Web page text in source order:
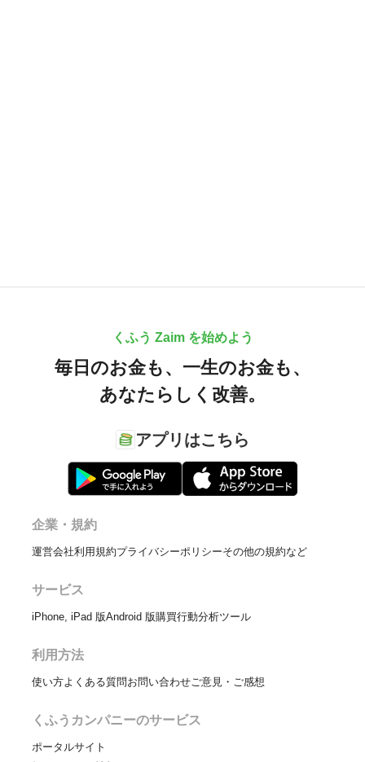
くふう Zaim を始めよう
毎日のお金も、 一生のお金も、
あなたらしく改善。
アプリはこちら
企業・規約
運営会社利用規約プライバシーポリシーその他の規約など
サービス
iPhone, iPad 版Android 版購買行動分析ツール
利用方法
使い方よくある質問お問い合わせご意見・ご感想
くふうカンパニーのサービス
ポータルサイト